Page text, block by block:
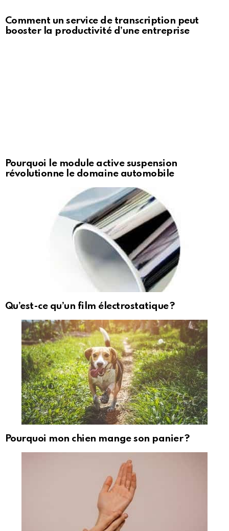
Comment un service de transcription peut
booster la productivité d’une entreprise
Pourquoi le module active suspension
révolutionne le domaine automobile
Qu’est-ce qu’un film électrostatique ?
Pourquoi mon chien mange son panier ?